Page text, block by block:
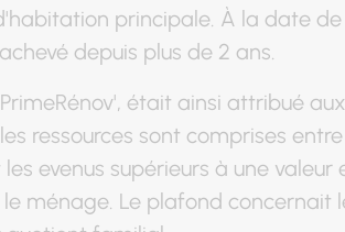
principale. À la date
depuis plus de 2 ans.
était ainsi attribué
ressources sont comprises
evenus supérieurs à une valeur
ménage. Le plafond concernait